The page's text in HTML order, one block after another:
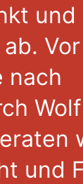
nach
und